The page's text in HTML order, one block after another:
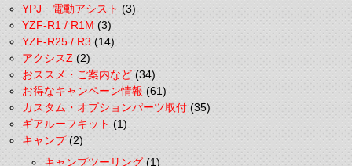
YPJ 電動アシスト(3)
YZF-R1 / R1M(3)
YZF-R25 / R3(14)
アクシスZ(2)
おススメ・ご案内など(34)
お得なキャンペーン情報(61)
カスタム・オプションパーツ取付(35)
ギアルーフキット(1)
キャンプ(2)
キャンプツーリング(1)